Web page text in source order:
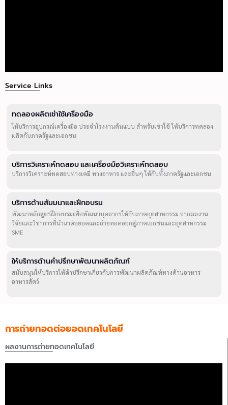
Service Links
ทดลองผลิตเช่าใช้เครื่องมือ
ให้บริการอุปกรณ์เครื่องมือ ประจำโรงงานต้นแบบ สำหรับเช่าใช้ ให้บริการทดลอง
ผลิตกับภาครัฐและเอกชน
บริการวิเคราะห์ทดสอบ และเครื่องมือวิเคราะห์ทดสอบ
บริการวิเคราะห์ทดสอบทางเคมี ทางอาหาร และอื่นๆ ให้กับทั้งภาครัฐและเอกชน
บริการด้านสัมมนาและฝึกอบรม
พัฒนาหลักสูตรฝึกอบรมเพื่อพัฒนาบุคลากรให้กับภาคอุตสาหกรรม จากผลงาน
วิจัยและวิชาการที่นำมาต่อยอดและถ่ายทอดออกสู่ภาคเอกชนและอุตสาหกรรม
SME
ให้บริการด้านคำปรึกษาพัฒนาผลิตภัณฑ์
สนับสนุนให้บริการให้คำปรึกษาเกี่ยวกับการพัฒนาผลิตภัณฑ์ทางด้านอาหาร
อาหารสัตว์
การถ่ายทอดต่อยอดเทคโนโลยี
ผลงานการถ่ายทอดเทคโนโลยี